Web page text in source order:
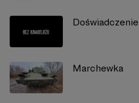
Doświadczenie
Marchewka